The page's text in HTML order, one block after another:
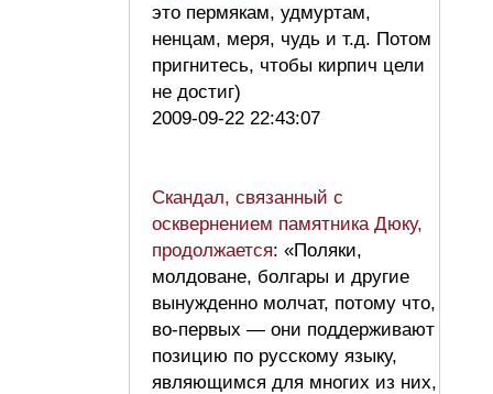
это пермякам, удмуртам,
ненцам, меря, чудь и т.д. Потом
пригнитесь, чтобы кирпич цели
не достиг)
2009-09-22 22:43:07
Скандал, связанный с
осквернением памятника Дюку,
продолжается: «Поляки,
молдоване, болгары и другие
вынужденно молчат, потому что,
во-первых — они поддерживают
позицию по русскому языку,
являющимся для многих из них,